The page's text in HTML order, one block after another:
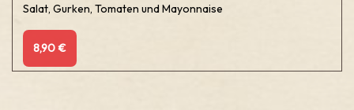
Salat, Gurken, Tomaten und Mayonnaise
8,90 €